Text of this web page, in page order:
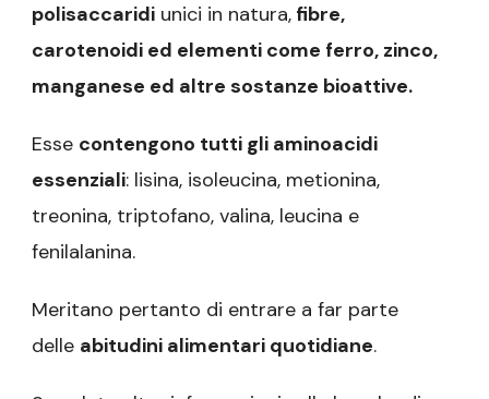
polisaccaridi unici in natura, fibre,
carotenoidi ed elementi come ferro, zinco,
manganese ed altre sostanze bioattive.
Esse contengono tutti gli aminoacidi
essenziali: lisina, isoleucina, metionina,
treonina, triptofano, valina, leucina e
fenilalanina.
Meritano pertanto di entrare a far parte
delle abitudini alimentari quotidiane.